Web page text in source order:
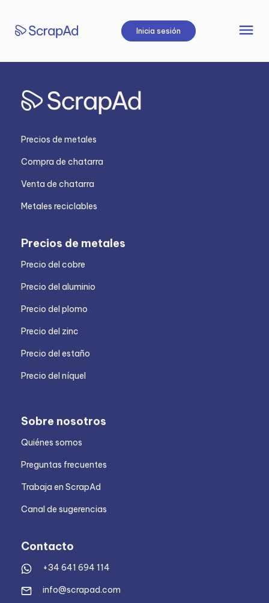
contenido
Inicia sesión menu
Precios de metales
Compra de chatarra
Venta de chatarra
Metales reciclables
Precios de metales
Precio del cobre
Precio del aluminio
Precio del plomo
Precio del zinc
Precio del estaño
Precio del níquel
Sobre nosotros
Quiénes somos
Preguntas frecuentes
Trabaja en ScrapAd
Canal de sugerencias
Contacto
+34 641 694 114
info@scrapad.com